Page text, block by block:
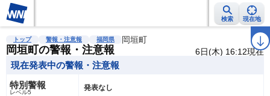
検索 現在地
雨雲レーダー 台風情報 地震情報 ラ
トップ 警報・注意報 福岡県 岡垣町
岡垣町の警報・注意報 6日(木) 16:12現在
現在発表中の警報・注意報
特別警報
レベル5 発表なし